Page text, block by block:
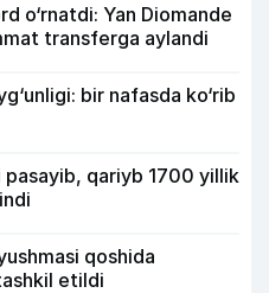
o‘rnatdi: Yan Diomande
transferga aylandi
bir nafasda ko‘rib
pasayib, qariyb 1700 yillik
qoshida
etildi